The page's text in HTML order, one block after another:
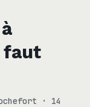
faut
·
14